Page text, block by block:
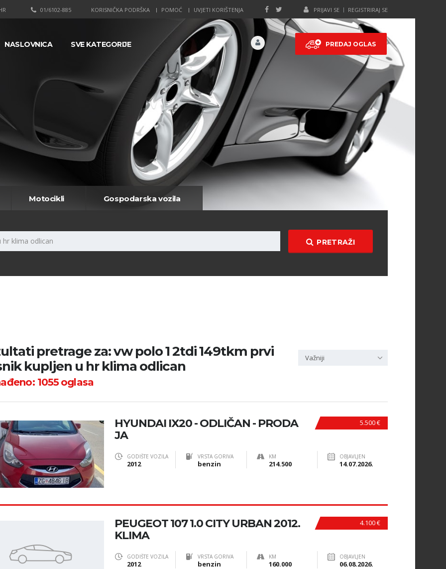
PRIJAVI SE REGISTRIRAJ SE
KORISNIČKA PODRŠKA POMOĆ UVJETI KORIŠTENJA
01/6102-885
PREDAJ OGLAS
NASLOVNICA SVE KATEGORIJE
Motocikli Gospodarska vozila
PRETRAŽI
pretrage za: vw polo 1 2tdi 149tkm prvi
kupljen u hr klima odlican
1055oglasa
Važniji
5.500 €
HYUNDAI IX20 - ODLIČAN - PRODA
JA
GODIŠTE VOZILA
2012
VRSTA GORIVA
benzin
KM
214.500
OBJAVLJEN
14.07.2026.
4.100 €
PEUGEOT 107 1.0 CITY URBAN 2012.
KLIMA
GODIŠTE VOZILA
2012
VRSTA GORIVA
benzin
KM
160.000
OBJAVLJEN
06.08.2026.